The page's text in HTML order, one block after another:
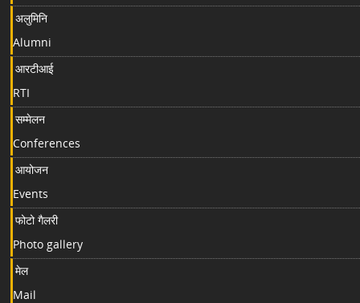
अलुमिनि
Alumni
आरटीआई
RTI
सम्मेलन
Conferences
आयोजन
Events
फोटो गैलरी
Photo gallery
मेल
Mail